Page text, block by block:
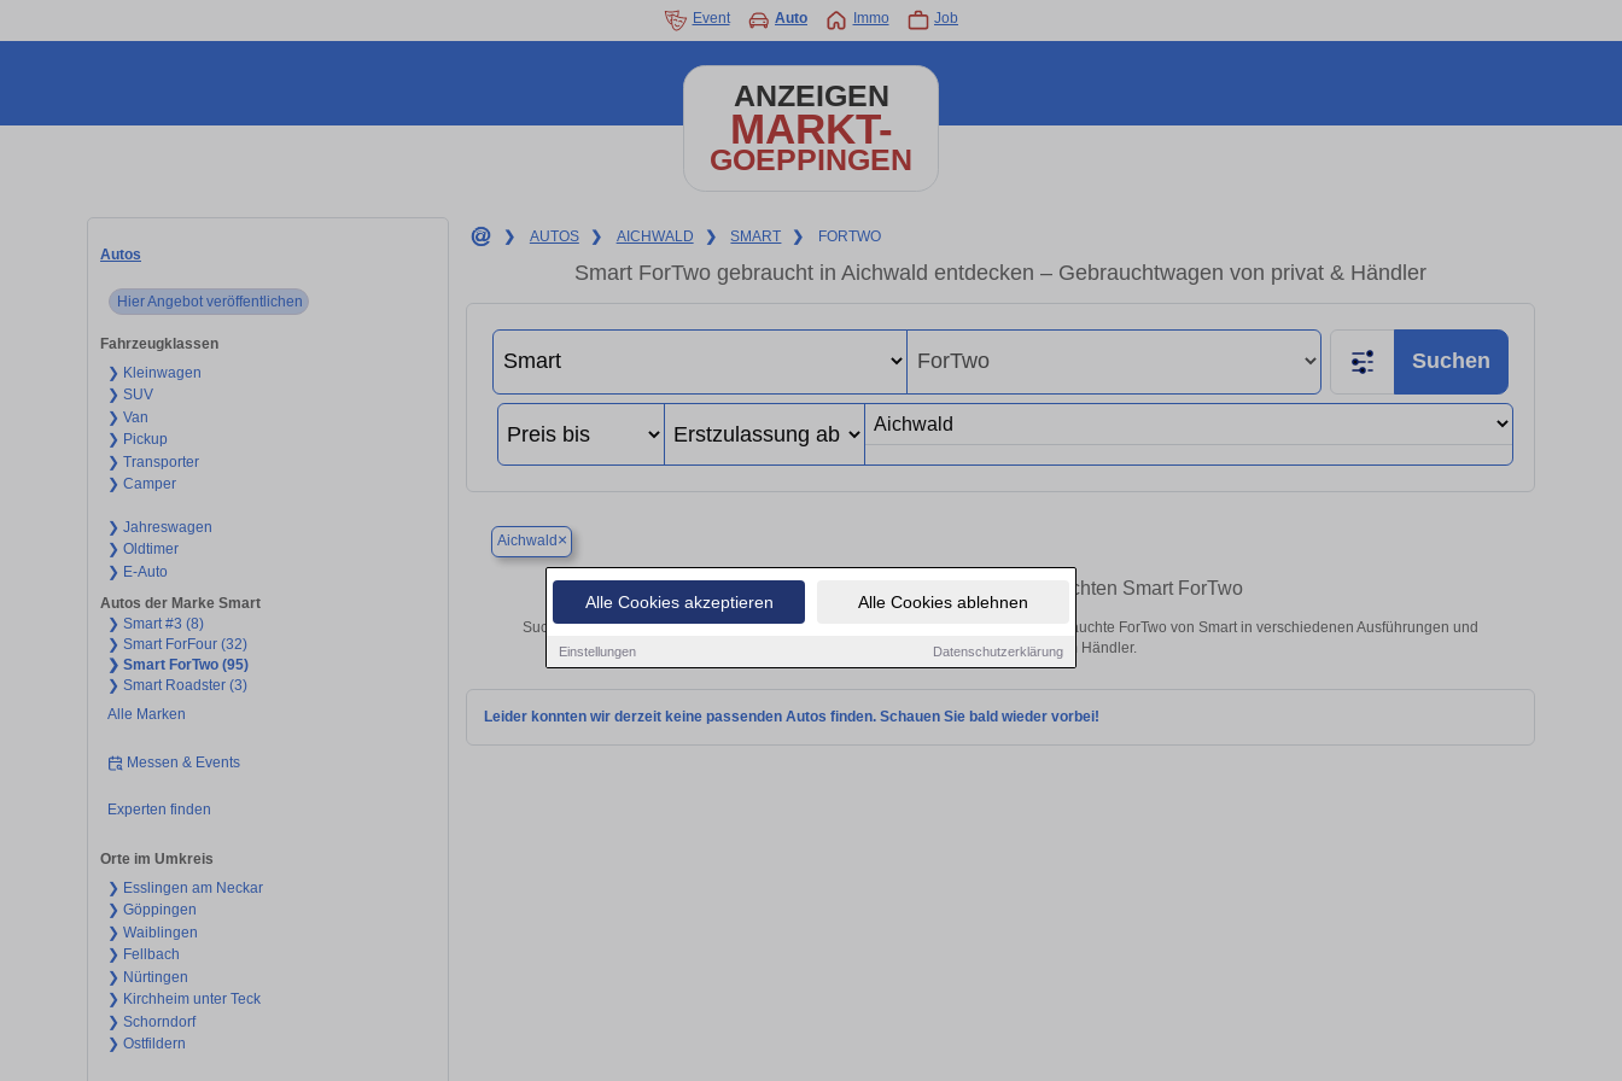
Alle Cookies akzeptieren Alle Cookies ablehnen
Einstellungen Datenschutzerklärung
Event Auto Immo Job
ANZEIGEN
MARKT-
GOEPPINGEN
Autos
Hier Angebot veröffentlichen
Fahrzeugklassen
❯ Kleinwagen
❯ SUV
❯ Van
❯ Pickup
❯ Transporter
❯ Camper
❯ Jahreswagen
❯ Oldtimer
❯ E-Auto
Autos der Marke Smart
❯ Smart #3 (8)
❯ Smart ForFour (32)
❯ Smart ForTwo (95)
❯ Smart Roadster (3)
Alle Marken
Messen & Events
Experten finden
Orte im Umkreis
❯ Esslingen am Neckar
❯ Göppingen
❯ Waiblingen
❯ Fellbach
❯ Nürtingen
❯ Kirchheim unter Teck
❯ Schorndorf
❯ Ostfildern
❯ AUTOS ❯ AICHWALD ❯ SMART ❯ FORTWO
Smart ForTwo gebraucht in Aichwald entdecken – Gebrauchtwagen von privat & Händler
Suchen
Aichwald ×
Finden Sie in Aichwald Ihren gebrauchten Smart ForTwo
Suchen Sie in Aichwald einen Smart ForTwo Gebrauchtwagen? Entdecken Sie gebrauchte ForTwo von Smart in verschiedenen Ausführungen und
Preisklassen von privat und vom Händler.
Leider konnten wir derzeit keine passenden Autos finden. Schauen Sie bald wieder vorbei!